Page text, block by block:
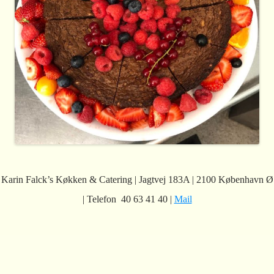
Karin Falck’s Køkken & Catering | Jagtvej 183A | 2100 København Ø
| Telefon 40 63 41 40 | Mail